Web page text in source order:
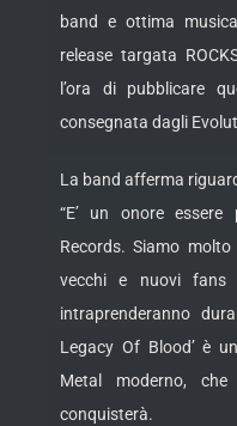
band e ottima
release targata
l’ora di pubblicare
consegnata dagli
La band afferma
“E’ un onore
Records. Siamo
vecchi e nuovi fans
intraprenderanno
Legacy Of Blood’ è
Metal moderno,
conquisterà.